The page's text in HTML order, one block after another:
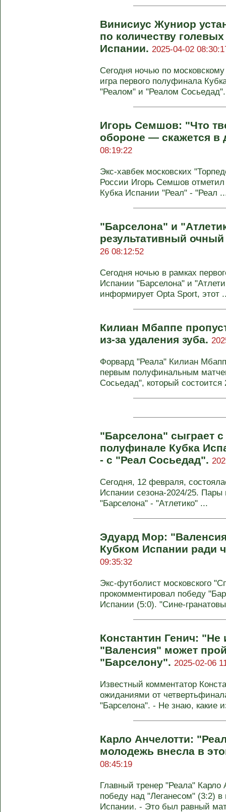
Винисиус Жуниор
по количеству
Испании. 2025-04-02
Сегодня ночью по
игра первого полуфинала
"Реалом" и "Реалом
Игорь Семшов: "Что
обороне — скажется
08:19:22
Экс-хавбек московских
России Игорь Семшов
Кубка Испании "Реал" - "Реал
"Барселона" и
результативный
26 08:12:52
Сегодня ночью в рамках
Испании "Барселона" и
информирует Opta Sport, этот
Килиан Мбаппе
из-за удаления зуба.
Форвард "Реала" Килиан
первым полуфинальным
Сосьедад", который состоится
"Барселона" сыграет
полуфинале Кубка
- с "Реал Сосьедад".
Сегодня, 12 февраля,
Испании сезона-2024/25.
"Барселона" - "Атлетико" ...
Эдуард Мор:
Кубком Испании ради
09:35:32
Экс-футболист московского
прокомментировал победу
Испании (5:0). "Сине-
Константин Генич: "Не
"Валенсия" может
"Барселону". 2025-02-06
Известный комментатор
ожиданиями от
"Барселона". - Не знаю, какие
Карло Анчелотти:
молодежь внесла в
08:45:19
Главный тренер "Реала" Карло
победу над "Леганесом" (3:2)
Испании. - Это был равный